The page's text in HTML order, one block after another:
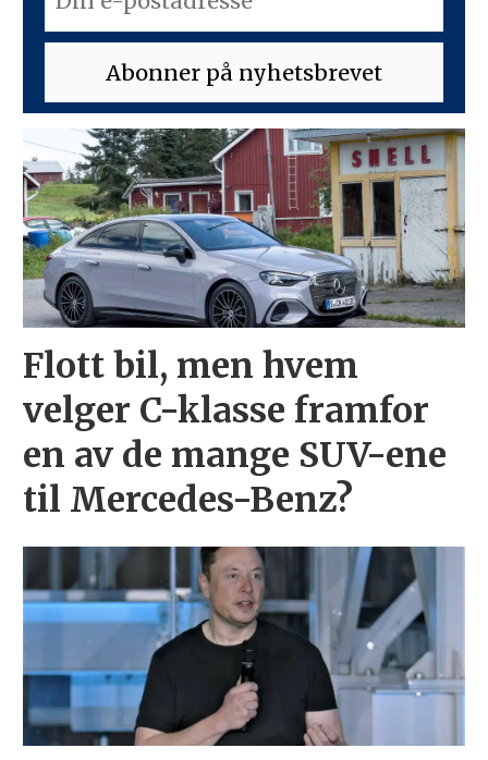
Flott bil, men hvem
velger C-klasse framfor
en av de mange SUV-ene
til Mercedes-Benz?